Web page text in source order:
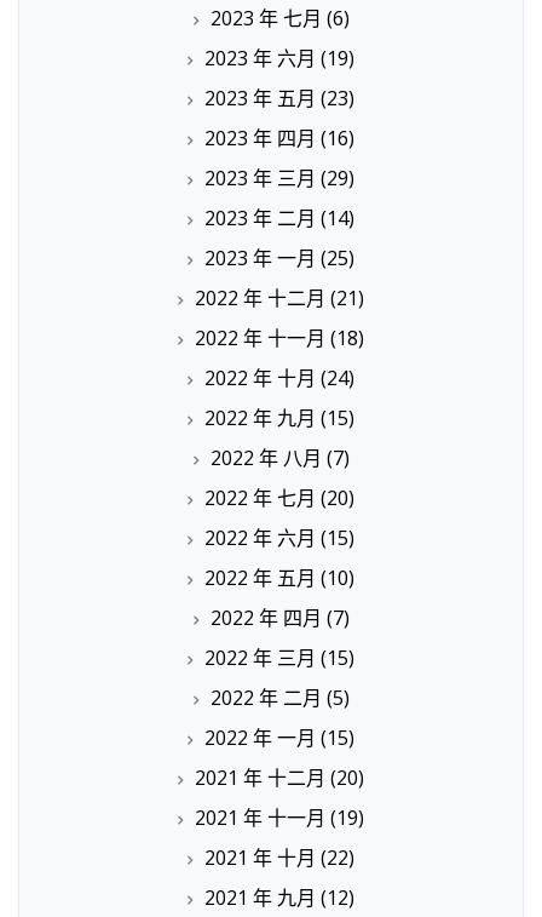
2023 年 七月 (6)
2023 年 六月 (19)
2023 年 五月 (23)
2023 年 四月 (16)
2023 年 三月 (29)
2023 年 二月 (14)
2023 年 一月 (25)
2022 年 十二月 (21)
2022 年 十一月 (18)
2022 年 十月 (24)
2022 年 九月 (15)
2022 年 八月 (7)
2022 年 七月 (20)
2022 年 六月 (15)
2022 年 五月 (10)
2022 年 四月 (7)
2022 年 三月 (15)
2022 年 二月 (5)
2022 年 一月 (15)
2021 年 十二月 (20)
2021 年 十一月 (19)
2021 年 十月 (22)
2021 年 九月 (12)